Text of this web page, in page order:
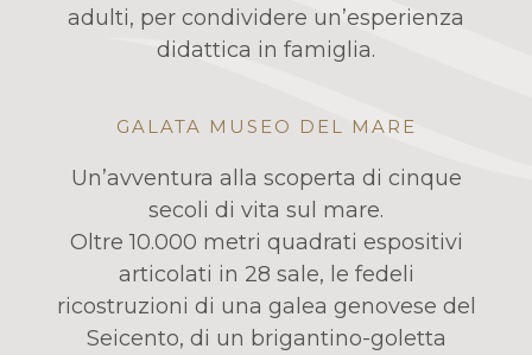
adulti, per condividere un’esperienza
didattica in famiglia.
GALATA MUSEO DEL MARE
Un’avventura alla scoperta di cinque
secoli di vita sul mare.
Oltre 10.000 metri quadrati espositivi
articolati in 28 sale, le fedeli
ricostruzioni di una galea genovese del
Seicento, di un brigantino-goletta